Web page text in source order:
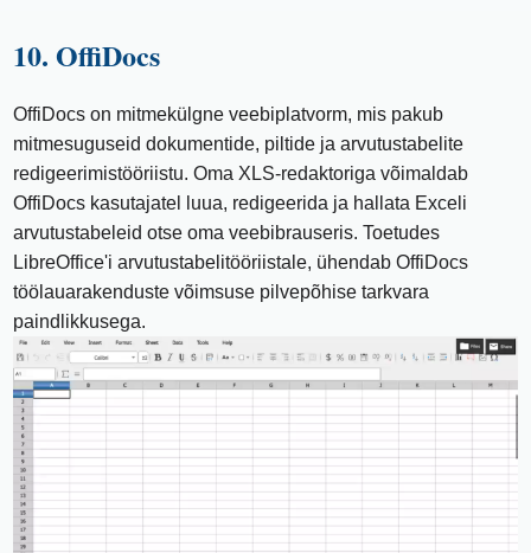
10. OffiDocs
OffiDocs on mitmekülgne veebiplatvorm, mis pakub
mitmesuguseid dokumentide, piltide ja arvutustabelite
redigeerimistööriistu. Oma XLS-redaktoriga võimaldab
OffiDocs kasutajatel luua, redigeerida ja hallata Exceli
arvutustabeleid otse oma veebibrauseris. Toetudes
LibreOffice'i arvutustabelitööriistale, ühendab OffiDocs
töölauarakenduste võimsuse pilvepõhise tarkvara
paindlikkusega.